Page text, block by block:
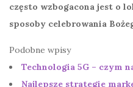
często wzbogacona jest o
sposoby celebrowania
Podobne wpisy
Technologia 5G – czym
Najlepsze strategie